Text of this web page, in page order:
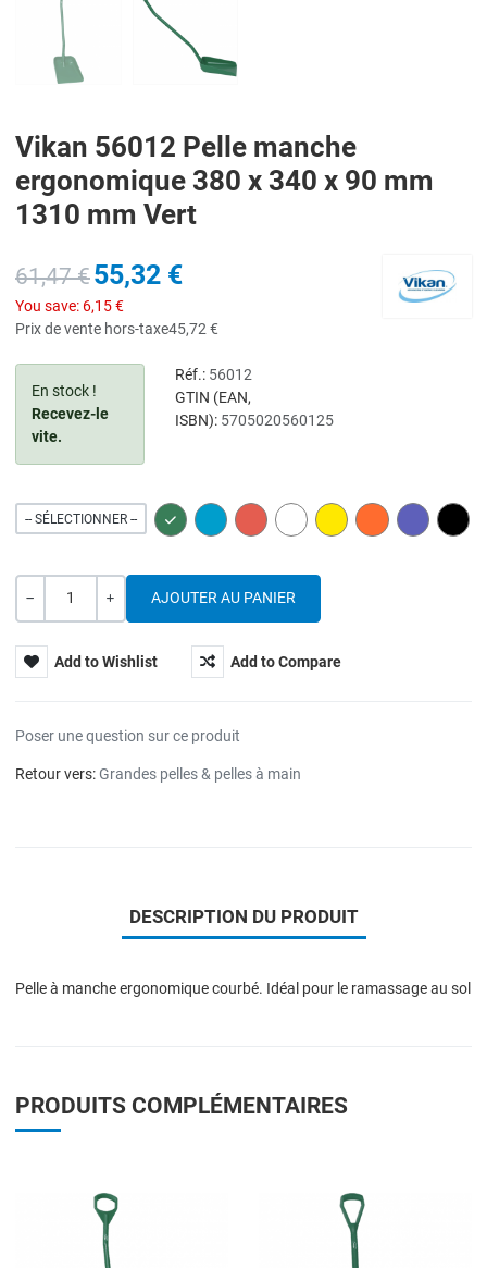
Vikan 56012 Pelle manche
ergonomique 380 x 340 x 90 mm
1310 mm Vert
61,47 €55,32 €
You save: 6,15 €
Prix de vente hors-taxe45,72 €
En stock !
Recevez-le
vite.
Réf.: 56012
GTIN (EAN,
ISBN): 5705020560125
-- SÉLECTIONNER -- GREEN BLUE RED WHITE YELLOW ORANGE PURPLE
Quantité
Add to Wishlist Add to Compare
Poser une question sur ce produit
Retour vers:Grandes pelles & pelles à main
DESCRIPTION DU PRODUIT
Pelle à manche ergonomique courbé. Idéal pour le ramassage au sol
PRODUITS COMPLÉMENTAIRES